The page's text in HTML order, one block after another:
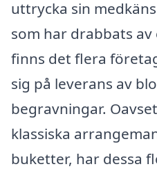
uttrycka sin
som har drabbats
finns det flera
sig på leverans av
begravningar.
klassiska
buketter, har dessa